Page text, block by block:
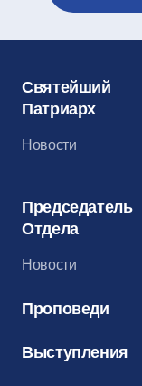
Святейший
Патриарх
Новости
Председатель
Отдела
Новости
Проповеди
Выступления